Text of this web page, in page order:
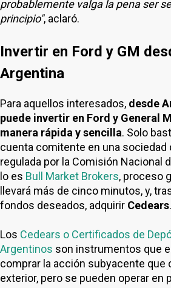
probablemente valga la pena ser
principio", aclaró.
Invertir en Ford y GM
Argentina
Para aquellos interesados, desde
puede invertir en Ford y General
manera rápida y sencilla. Solo
cuenta comitente en una sociedad
regulada por la Comisión Nacional
lo es Bull Market Brokers, proceso
llevará más de cinco minutos, y,
fondos deseados, adquirir Cedears.
Los Cedears o Certificados de
Argentinos son instrumentos que
comprar la acción subyacente que
exterior, pero se pueden operar en